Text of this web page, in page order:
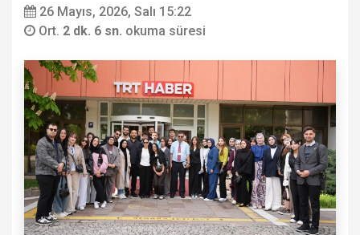
26 Mayıs, 2026, Salı 15:22
Ort. 2 dk. 6 sn. okuma süresi